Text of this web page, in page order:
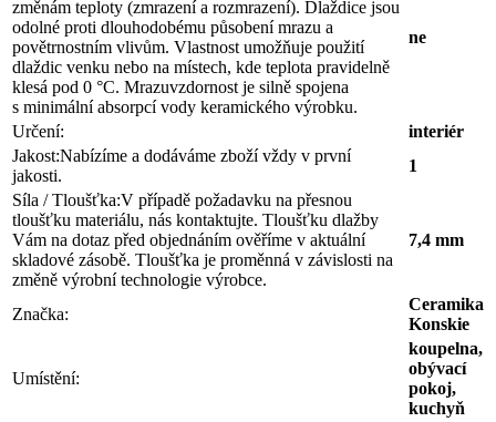
změnám teploty (zmrazení a rozmrazení). Dlaždice jsou
odolné proti dlouhodobému působení mrazu a
povětrnostním vlivům. Vlastnost umožňuje použití
dlaždic venku nebo na místech, kde teplota pravidelně
klesá pod 0 °C. Mrazuvzdornost je silně spojena
s minimální absorpcí vody keramického výrobku.
ne
Určení:
interiér
Jakost:Nabízíme a dodáváme zboží vždy v první
jakosti.
1
Síla / Tloušťka:V případě požadavku na přesnou
tloušťku materiálu, nás kontaktujte. Tloušťku dlažby
Vám na dotaz před objednáním ověříme v aktuální
skladové zásobě. Tloušťka je proměnná v závislosti na
změně výrobní technologie výrobce.
7,4 mm
Značka:
Ceramika
Konskie
Umístění:
koupelna,
obývací
pokoj,
kuchyň